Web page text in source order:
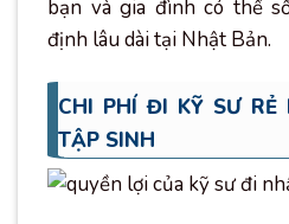
bạn và gia đình có thể
định lâu dài tại Nhật Bản.
CHI PHÍ ĐI KỸ SƯ RẺ
TẬP SINH